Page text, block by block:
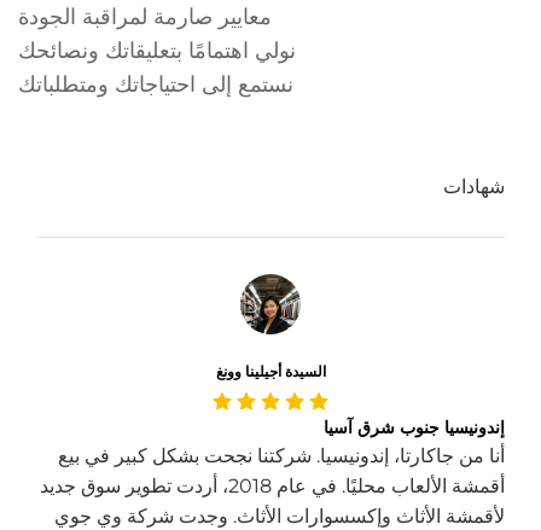
معايير صارمة لمراقبة الجودة
نولي اهتمامًا بتعليقاتك ونصائحك
نستمع إلى احتياجاتك ومتطلباتك
شهادات
السيدة أجيلينا وونغ
إندونيسيا جنوب شرق آسيا
أنا من جاكارتا، إندونيسيا. شركتنا نجحت بشكل كبير في بيع
أقمشة الألعاب محليًا. في عام 2018، أردت تطوير سوق جديد
لأقمشة الأثاث وإكسسوارات الأثاث. وجدت شركة وي جوي